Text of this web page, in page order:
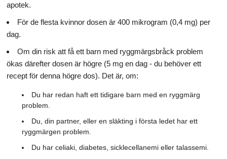
apotek.
För de flesta kvinnor dosen är 400 mikrogram (0,4 mg) per
dag.
Om din risk att få ett barn med ryggmärgsbråck problem
ökas därefter dosen är högre (5 mg en dag - du behöver ett
recept för denna högre dos). Det är, om:
Du har redan haft ett tidigare barn med en ryggmärg
problem.
Du, din partner, eller en släkting i första ledet har ett
ryggmärgen problem.
Du har celiaki, diabetes, sicklecellanemi eller talassemi.